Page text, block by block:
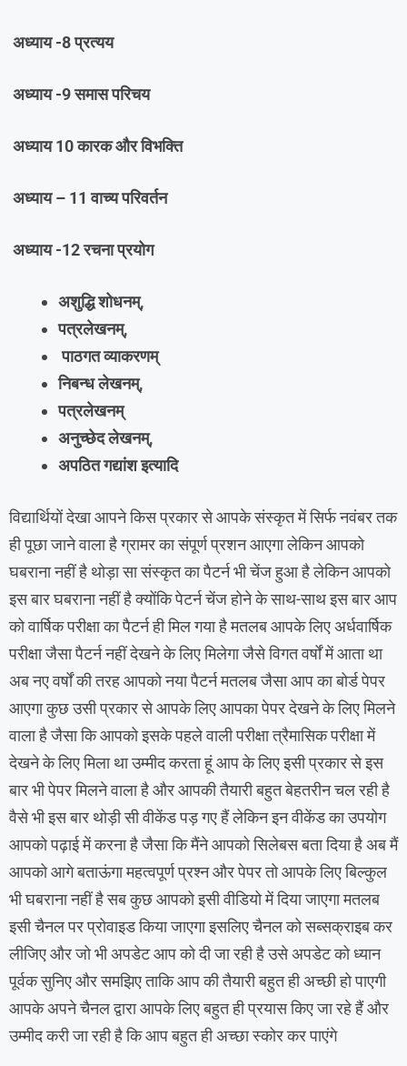
अध्याय -8 प्रत्यय
अध्याय -9 समास परिचय
अध्याय 10 कारक और विभक्ति
अध्याय – 11 वाच्य परिवर्तन
अध्याय -12 रचना प्रयोग
अशुद्धि शोधनम्,
पत्रलेखनम्,
पाठगत व्याकरणम्
निबन्ध लेखनम्,
पत्रलेखनम्
अनुच्छेद लेखनम्,
अपठित गद्यांश इत्यादि
विद्यार्थियों देखा आपने किस प्रकार से आपके संस्कृत में सिर्फ नवंबर तक
ही पूछा जाने वाला है ग्रामर का संपूर्ण प्रशन आएगा लेकिन आपको
घबराना नहीं है थोड़ा सा संस्कृत का पैटर्न भी चेंज हुआ है लेकिन आपको
इस बार घबराना नहीं है क्योंकि पेटर्न चेंज होने के साथ-साथ इस बार आप
को वार्षिक परीक्षा का पैटर्न ही मिल गया है मतलब आपके लिए अर्धवार्षिक
परीक्षा जैसा पैटर्न नहीं देखने के लिए मिलेगा जैसे विगत वर्षों में आता था
अब नए वर्षों की तरह आपको नया पैटर्न मतलब जैसा आप का बोर्ड पेपर
आएगा कुछ उसी प्रकार से आपके लिए आपका पेपर देखने के लिए मिलने
वाला है जैसा कि आपको इसके पहले वाली परीक्षा त्रैमासिक परीक्षा में
देखने के लिए मिला था उम्मीद करता हूं आप के लिए इसी प्रकार से इस
बार भी पेपर मिलने वाला है और आपकी तैयारी बहुत बेहतरीन चल रही है
वैसे भी इस बार थोड़ी सी वीकेंड पड़ गए हैं लेकिन इन वीकेंड का उपयोग
आपको पढ़ाई में करना है जैसा कि मैंने आपको सिलेबस बता दिया है अब मैं
आपको आगे बताऊंगा महत्वपूर्ण प्रश्न और पेपर तो आपके लिए बिल्कुल
भी घबराना नहीं है सब कुछ आपको इसी वीडियो में दिया जाएगा मतलब
इसी चैनल पर प्रोवाइड किया जाएगा इसलिए चैनल को सब्सक्राइब कर
लीजिए और जो भी अपडेट आप को दी जा रही है उसे अपडेट को ध्यान
पूर्वक सुनिए और समझिए ताकि आप की तैयारी बहुत ही अच्छी हो पाएगी
आपके अपने चैनल द्वारा आपके लिए बहुत ही प्रयास किए जा रहे हैं और
उम्मीद करी जा रही है कि आप बहुत ही अच्छा स्कोर कर पाएंगे